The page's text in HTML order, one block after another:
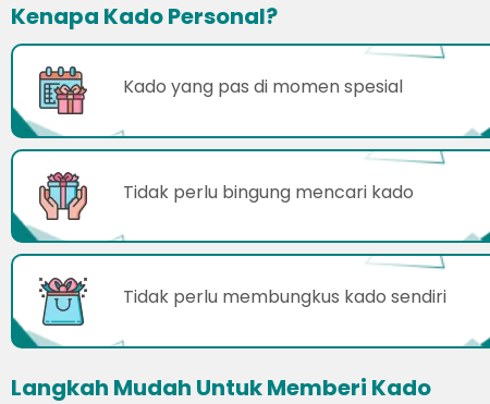
Kenapa Kado Personal?
Kado yang pas di momen spesial
Tidak perlu bingung mencari kado
Tidak perlu membungkus kado sendiri
Langkah Mudah Untuk Memberi Kado